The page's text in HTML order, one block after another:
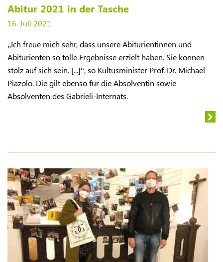
Abitur 2021 in der Tasche
16. Juli 2021
​„Ich freue mich sehr, dass unsere Abiturientinnen und
Abiturienten so tolle Ergebnisse erzielt haben. Sie können
stolz auf sich sein. [...]“, so Kultusminister Prof. Dr. Michael
Piazolo. Die gilt ebenso für die Absolventin sowie
Absolventen des Gabrieli-Internats.